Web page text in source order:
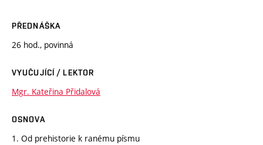
PŘEDNÁŠKA
26 hod., povinná
VYUČUJÍCÍ / LEKTOR
Mgr. Kateřina Přidalová
OSNOVA
1. Od prehistorie k ranému písmu